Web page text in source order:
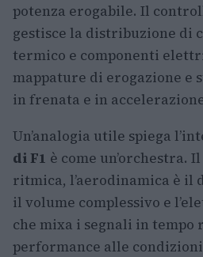
potenza erogabile. Il
gestisce la distribuzione di
termico e componenti
mappature di erogazione e
in frenata e in
Un’analogia utile spiega
di F1 è come un’orchestra.
ritmica, l’aerodinamica è il
il volume complessivo e
che mixa i segnali in tempo
performance alle